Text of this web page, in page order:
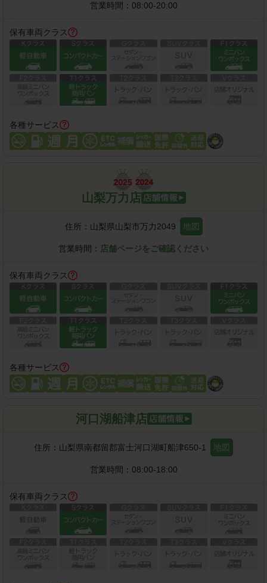
営業時間： 08:00-20:00
保有車両クラス
各種サービス
山梨万力店
住所： 山梨県山梨市万力2049 地図
営業時間： 店舗ページをご確認ください
保有車両クラス
各種サービス
河口湖船津店
住所： 山梨県南都留郡富士河口湖町船津650-1 地図
営業時間： 08:00-18:00
保有車両クラス